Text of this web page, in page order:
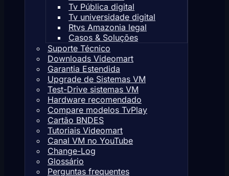
Tv Pública digital
Tv universidade digital
Rtvs Amazonia legal
Casos & Soluções
Suporte Técnico
Downloads Videomart
Garantia Estendida
Upgrade de Sistemas VM
Test-Drive sistemas VM
Hardware recomendado
Compare modelos TvPlay
Cartão BNDES
Tutoriais Videomart
Canal VM no YouTube
Change-Log
Glossário
Perguntas frequentes